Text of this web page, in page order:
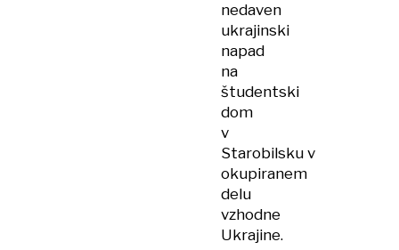
nedaven
ukrajinski
napad
na
študentski
dom
v
Starobilsku v
okupiranem
delu
vzhodne
Ukrajine.